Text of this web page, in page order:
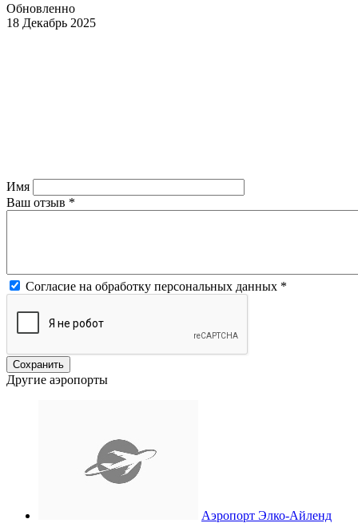
Обновленно
18 Декабрь 2025
Имя
Ваш отзыв *
Согласие на обработку персональных данных *
Другие аэропорты
Аэропорт Элко-Айленд